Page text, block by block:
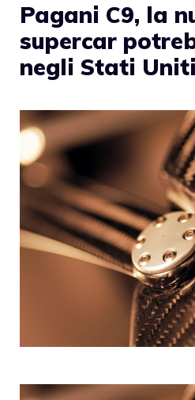
Pagani C9, la
supercar
negli Stati Uniti